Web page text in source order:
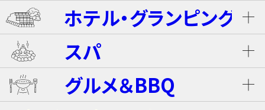
ライジング・バギー Level S
ライジング・バギー
ウォータースライダー
プール
ホテル・グランピング
ホテル ザ・ネスタ＆スパ
グランピングキャビン
スパ
温泉 グルメ＆BBQ